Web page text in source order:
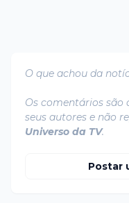
O que achou da
Os comentários são
seus autores e não
Universo da TV.
Postar